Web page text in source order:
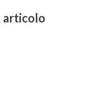
articolo